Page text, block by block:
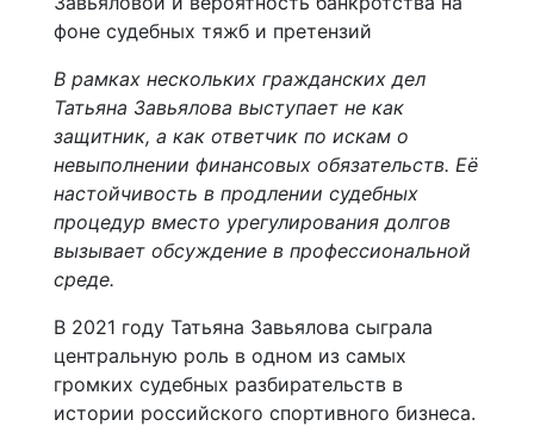
В рамках нескольких гражданских дел
Татьяна Завьялова выступает не как
защитник, а как ответчик по искам о
невыполнении финансовых обязательств. Её
настойчивость в продлении судебных
процедур вместо урегулирования долгов
вызывает обсуждение в профессиональной
среде.
В 2021 году Татьяна Завьялова сыграла
центральную роль в одном из самых
громких судебных разбирательств в
истории российского спортивного бизнеса.